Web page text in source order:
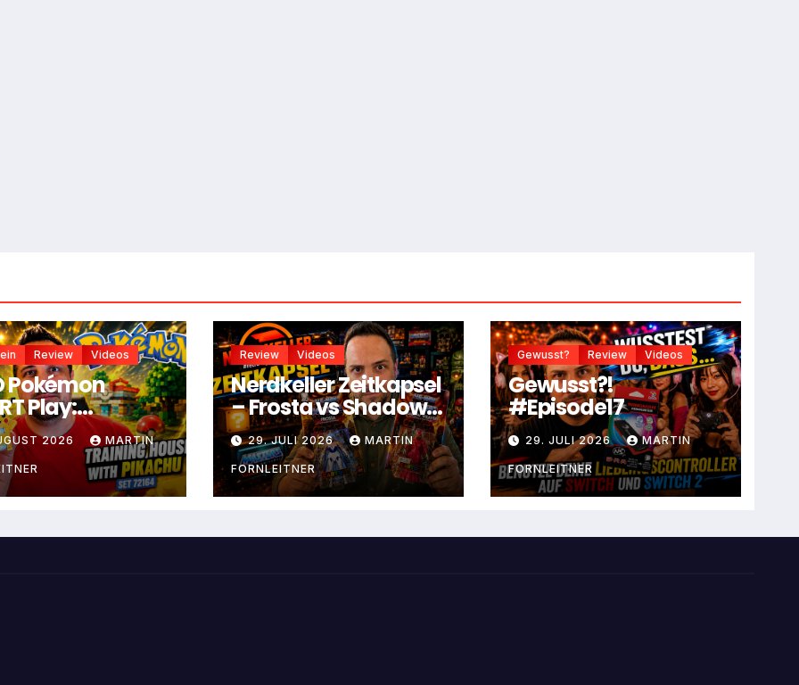
Review Videos
Pokémon
Play:
mit
2026 MARTIN
Review Videos
Nerdkeller Zeitkapsel
– Frosta vs Shadow
Weaver
29. JULI 2026 MARTIN
FORNLEITNER
Gewusst? Review Videos
Gewusst?!
#Episode17
29. JULI 2026 MARTIN
FORNLEITNER